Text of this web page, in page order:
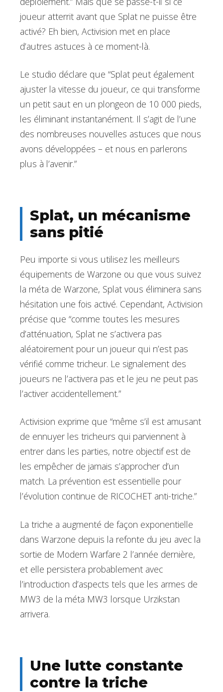
joueur atterrit avant que Splat ne puisse être
activé? Eh bien, Activision met en place
d’autres astuces à ce moment-là.
Le studio déclare que “Splat peut également
ajuster la vitesse du joueur, ce qui transforme
un petit saut en un plongeon de 10 000 pieds,
les éliminant instantanément. Il s’agit de l’une
des nombreuses nouvelles astuces que nous
avons développées – et nous en parlerons
plus à l’avenir.”
Splat, un mécanisme
sans pitié
Peu importe si vous utilisez les meilleurs
équipements de Warzone ou que vous suivez
la méta de Warzone, Splat vous éliminera sans
hésitation une fois activé. Cependant, Activision
précise que “comme toutes les mesures
d’atténuation, Splat ne s’activera pas
aléatoirement pour un joueur qui n’est pas
vérifié comme tricheur. Le signalement des
joueurs ne l’activera pas et le jeu ne peut pas
l’activer accidentellement.”
Activision exprime que “même s’il est amusant
de ennuyer les tricheurs qui parviennent à
entrer dans les parties, notre objectif est de
les empêcher de jamais s’approcher d’un
match. La prévention est essentielle pour
l’évolution continue de RICOCHET anti-triche.”
La triche a augmenté de façon exponentielle
dans Warzone depuis la refonte du jeu avec la
sortie de Modern Warfare 2 l’année dernière,
et elle persistera probablement avec
l’introduction d’aspects tels que les armes de
MW3 de la méta MW3 lorsque Urzikstan
arrivera.
Une lutte constante
contre la triche